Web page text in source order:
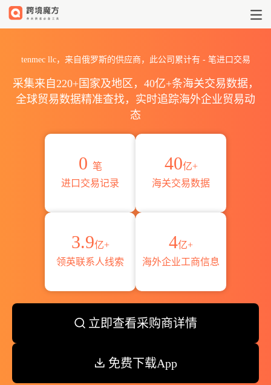
tenmec llc，来自俄罗斯的供应商，此公司累计有 -笔进口交易
采集来自220+国家及地区，40亿+条海关交易数据，
全球贸易数据精准查找，实时追踪海外企业贸易动
态
0 笔
进口交易记录
40亿+
海关交易数据
3.9亿+
领英联系人线索
4亿+
海外企业工商信息
立即查看采购商详情
免费下载App